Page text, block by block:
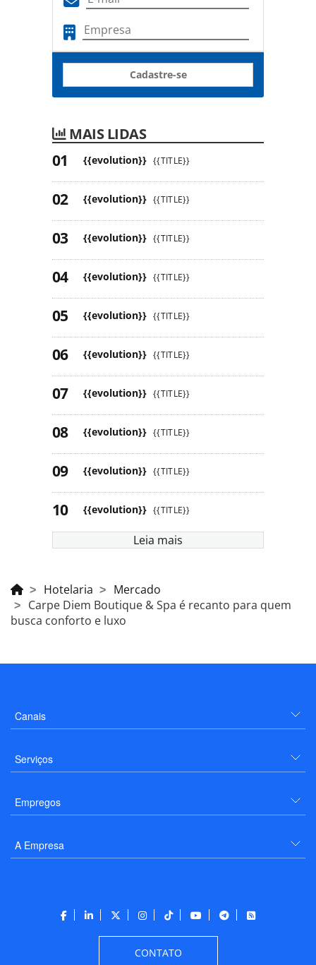
Cadastre-se
MAIS LIDAS
{{evolution}} {{TITLE}}
{{evolution}} {{TITLE}}
{{evolution}} {{TITLE}}
{{evolution}} {{TITLE}}
{{evolution}} {{TITLE}}
{{evolution}} {{TITLE}}
{{evolution}} {{TITLE}}
{{evolution}} {{TITLE}}
{{evolution}} {{TITLE}}
{{evolution}} {{TITLE}}
Leia mais
Hotelaria
Mercado
Carpe Diem Boutique & Spa é recanto para quem
busca conforto e luxo
Canais
Serviços
Empregos
A Empresa
CONTATO